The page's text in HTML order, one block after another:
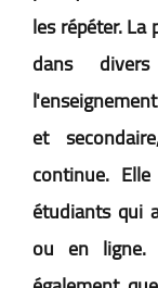
les répéter.
dans
et
continue.
étudiants qui
ou en ligne.